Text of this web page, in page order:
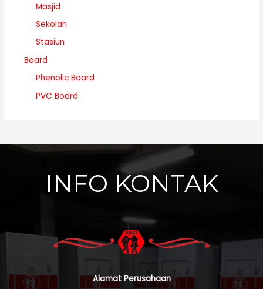
Masjid
Sekolah
Stasiun
Board
Phenolic Board
PVC Board
INFO KONTAK
Alamat Perusahaan